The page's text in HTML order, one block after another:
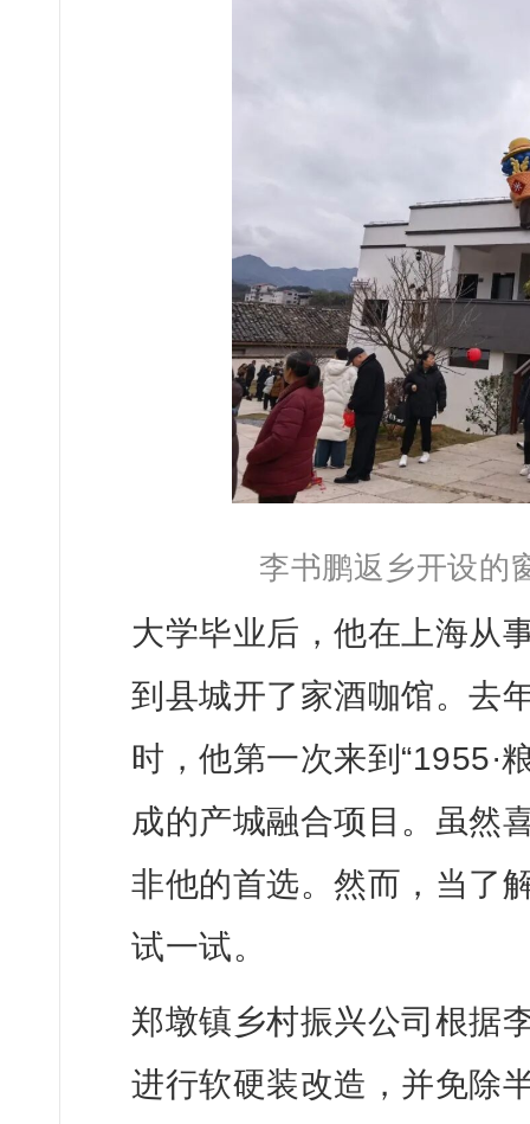
李书鹏返乡开设的
大学毕业后，他在上海从
到县城开了家酒咖馆。去
时，他第一次来到
成的产城融合项目。虽然
非他的首选。然而，当了
试一试。
郑墩镇乡村振兴公司根据
进行软硬装改造，并免除